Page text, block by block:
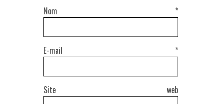
Nom *
E-mail *
Site web